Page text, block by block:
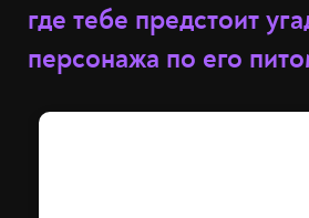
где тебе предстоит
персонажа по его